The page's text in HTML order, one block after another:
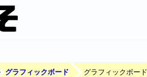
グラフィックボード グラフィックボード